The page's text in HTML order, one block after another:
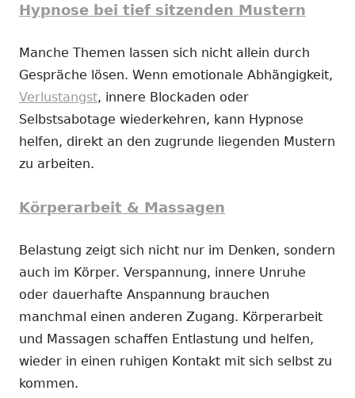
Hypnose bei tief sitzenden Mustern
Manche Themen lassen sich nicht allein durch
Gespräche lösen. Wenn emotionale Abhängigkeit,
Verlustangst, innere Blockaden oder
Selbstsabotage wiederkehren, kann Hypnose
helfen, direkt an den zugrunde liegenden Mustern
zu arbeiten.
Körperarbeit & Massagen
Belastung zeigt sich nicht nur im Denken, sondern
auch im Körper. Verspannung, innere Unruhe
oder dauerhafte Anspannung brauchen
manchmal einen anderen Zugang. Körperarbeit
und Massagen schaffen Entlastung und helfen,
wieder in einen ruhigen Kontakt mit sich selbst zu
kommen.